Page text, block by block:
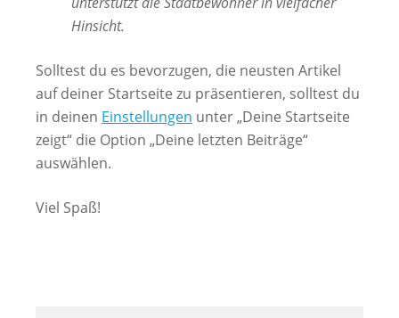
Hinsicht.
Solltest du es bevorzugen, die neusten Artikel
auf deiner Startseite zu präsentieren, solltest du
in deinen Einstellungen unter „Deine Startseite
zeigt“ die Option „Deine letzten Beiträge“
auswählen.
Viel Spaß!